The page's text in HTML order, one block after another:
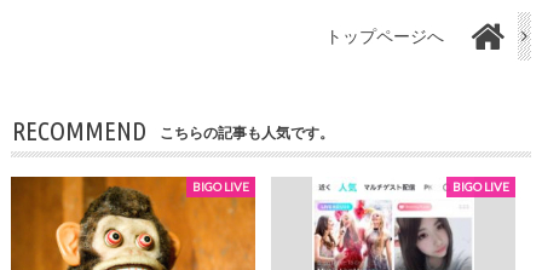
トップページへ
RECOMMEND こちらの記事も人気です。
BIGO LIVE BIGO LIVE